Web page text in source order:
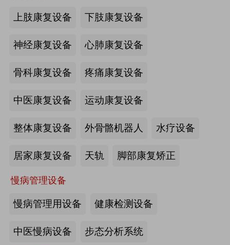
上肢康复设备 下肢康复设备
神经康复设备 心肺康复设备
骨科康复设备 疼痛康复设备
中医康复设备 运动康复设备
整体康复设备 外骨骼机器人 水疗设备
居家康复设备 天轨 脚部康复矫正
慢病管理设备
慢病管理用设备 健康检测设备
中医慢病设备 步态分析系统
来源:注册会员
海量养老行业资源
【如愿】升降浴室柜-海尔智慧康养
来源:注册会员
海尔电动轮椅-海尔智慧康养